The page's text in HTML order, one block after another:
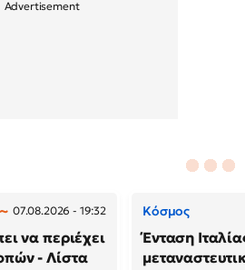
07.08.2026 - 19:32
να περιέχει
- Λίστα
Κόσμος
Ένταση